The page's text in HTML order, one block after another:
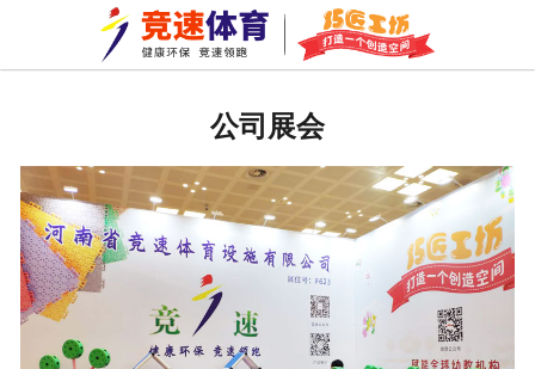
网站首页
巧匠工坊
新闻资讯
成功案例
公司展会